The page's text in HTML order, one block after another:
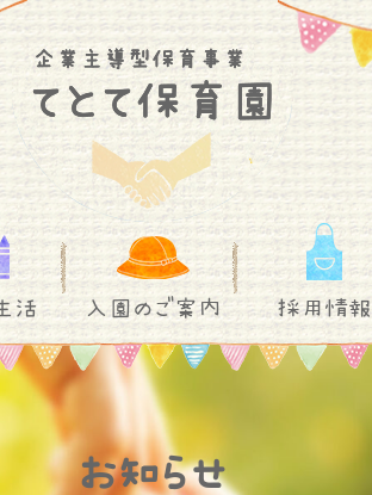
活 入園のご案内 採用情報
お知らせ